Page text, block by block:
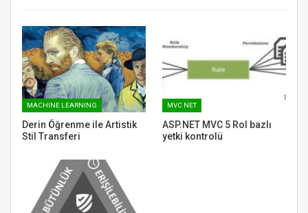
MACHINE LEARNING
Derin Öğrenme ile Artistik
Stil Transferi
MVC NET
ASP.NET MVC 5 Rol bazlı
yetki kontrolü